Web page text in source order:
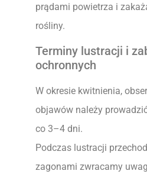
prądami powietrza i
rośliny.
Terminy lustracji i
ochronnych
W okresie kwitnienia,
objawów należy
co 3–4 dni.
Podczas lustracji
zagonami zwracamy